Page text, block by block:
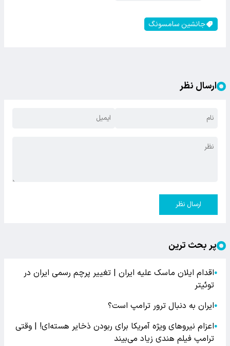
جانشین سامسونگ
ارسال نظر
ارسال نظر
پر بحث ترین
●اقدام ایلان ماسک علیه ایران | تغییر پرچم رسمی ایران در
توئیتر
●ایران به دنبال ترور ترامپ است؟
●اعزام نیروهای ویژه آمریکا برای ربودن ذخایر هسته‌ای! | وقتی
ترامپ فیلم هندی زیاد می‌بیند